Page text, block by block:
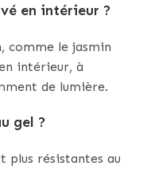
en intérieur ?
comme le jasmin
intérieur, à
de lumière.
gel ?
plus résistantes au